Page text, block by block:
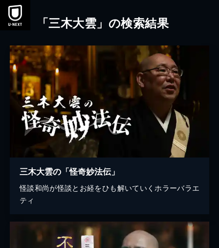
本文へスキップ
「三木大雲」の検索結果
三木大雲の「怪奇妙法伝」
怪談和尚が怪談とお経をひも解いていくホラーバラエ
ティ